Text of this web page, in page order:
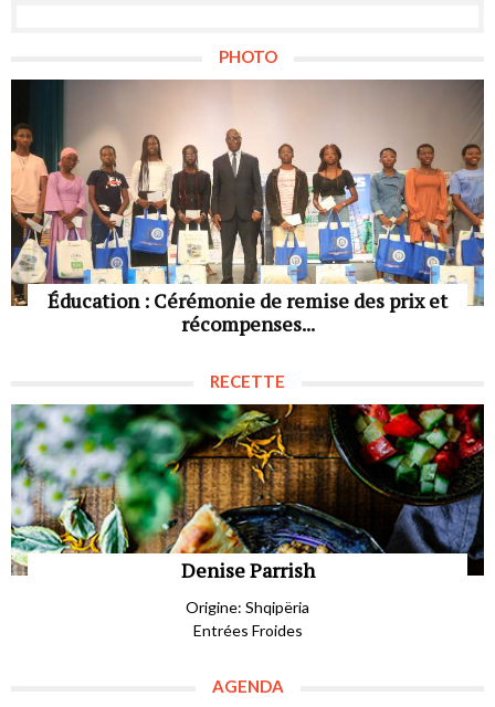
PHOTO
Éducation : Cérémonie de remise des prix et
récompenses...
RECETTE
Denise Parrish
Origine: Shqipëria
Entrées Froides
AGENDA